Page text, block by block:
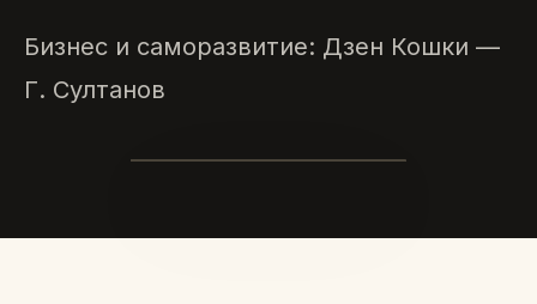
Бизнес и саморазвитие: Дзен Кошки —
Г. Султанов